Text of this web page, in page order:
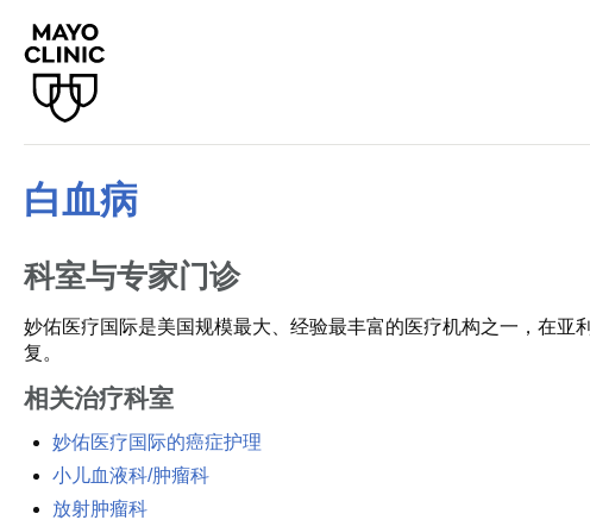
白血病
科室与专家门诊
妙佑医疗国际是美国规模最大、经验最丰富的医疗机构之一，在
复。
相关治疗科室
妙佑医疗国际的癌症护理
小儿血液科/肿瘤科
放射肿瘤科